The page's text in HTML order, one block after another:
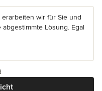
wir für Sie und
Lösung. Egal